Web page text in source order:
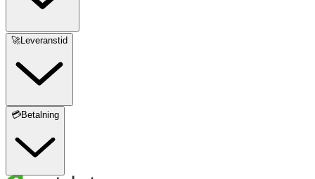
🚀Leveranstid
💳Betalning